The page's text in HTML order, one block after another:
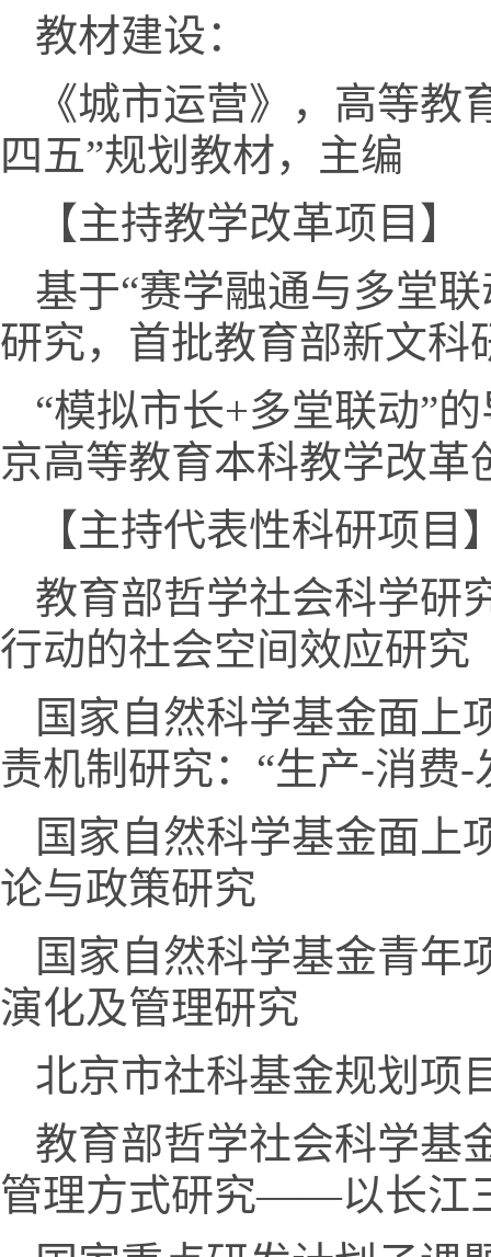
教材建设：
《城市运营》，高等
四五”规划教材，主编
【主持教学改革项目】
基于“赛学融通与多堂
研究，首批教育部新文科
“模拟市长+多堂联动”
京高等教育本科教学改革
【主持代表性科研项目
教育部哲学社会科学研
行动的社会空间效应研究
国家自然科学基金面上
责机制研究：“生产-消费-
国家自然科学基金面上
论与政策研究
国家自然科学基金青年
演化及管理研究
北京市社科基金规划项
教育部哲学社会科学基
管理方式研究——以长江